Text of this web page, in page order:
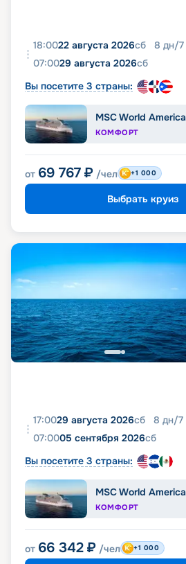
18:0022 августа 2026сб 8 дн/7
07:0029 августа 2026сб
Вы посетите 3 страны:
MSC World America
КОМФОРТ
от 69 767 ₽ /чел +1 000
Выбрать круиз
17:0029 августа 2026сб 8 дн/7
07:0005 сентября 2026сб
Вы посетите 3 страны:
MSC World America
КОМФОРТ
от 66 342 ₽ /чел +1 000